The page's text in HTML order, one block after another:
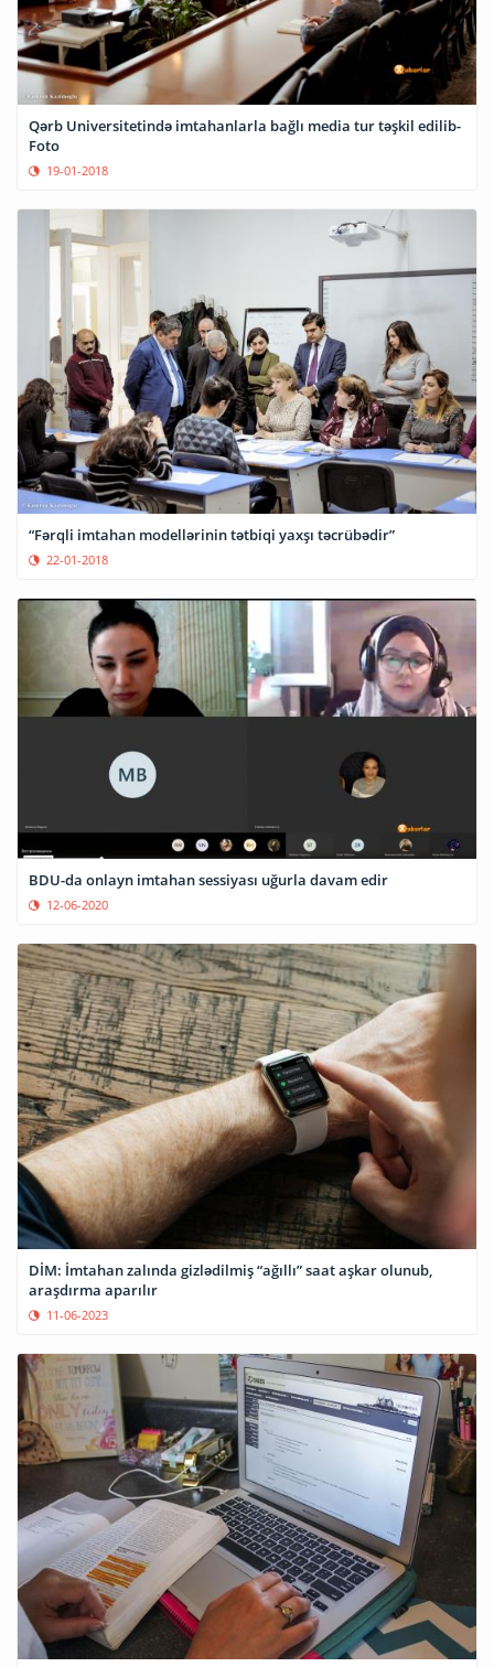
Qərb Universitetində imtahanlarla bağlı media tur təşkil edilib-
Foto
19-01-2018
“Fərqli imtahan modellərinin tətbiqi yaxşı təcrübədir”
22-01-2018
BDU-da onlayn imtahan sessiyası uğurla davam edir
12-06-2020
DİM: İmtahan zalında gizlədilmiş “ağıllı” saat aşkar olunub,
araşdırma aparılır
11-06-2023